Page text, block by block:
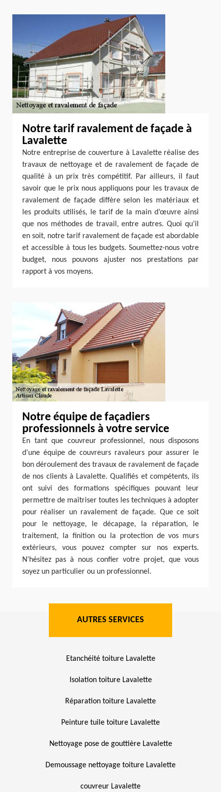
Notre tarif ravalement de façade à
Lavalette
Notre entreprise de couverture à Lavalette réalise des
travaux de nettoyage et de ravalement de façade de
qualité à un prix très compétitif. Par ailleurs, il faut
savoir que le prix nous appliquons pour les travaux de
ravalement de façade diffère selon les matériaux et
les produits utilisés, le tarif de la main d’œuvre ainsi
que nos méthodes de travail, entre autres. Quoi qu’il
en soit, notre tarif ravalement de façade est abordable
et accessible à tous les budgets. Soumettez-nous votre
budget, nous pouvons ajuster nos prestations par
rapport à vos moyens.
Notre équipe de façadiers
professionnels à votre service
En tant que couvreur professionnel, nous disposons
d’une équipe de couvreurs ravaleurs pour assurer le
bon déroulement des travaux de ravalement de façade
de nos clients à Lavalette. Qualifiés et compétents, ils
ont suivi des formations spécifiques pouvant leur
permettre de maîtriser toutes les techniques à adopter
pour réaliser un ravalement de façade. Que ce soit
pour le nettoyage, le décapage, la réparation, le
traitement, la finition ou la protection de vos murs
extérieurs, vous pouvez compter sur nos experts.
N’hésitez pas à nous confier votre projet, que vous
soyez un particulier ou un professionnel.
AUTRES SERVICES
Etanchéité toiture Lavalette
Isolation toiture Lavalette
Réparation toiture Lavalette
Peinture tuile toiture Lavalette
Nettoyage pose de gouttière Lavalette
Demoussage nettoyage toiture Lavalette
couvreur Lavalette